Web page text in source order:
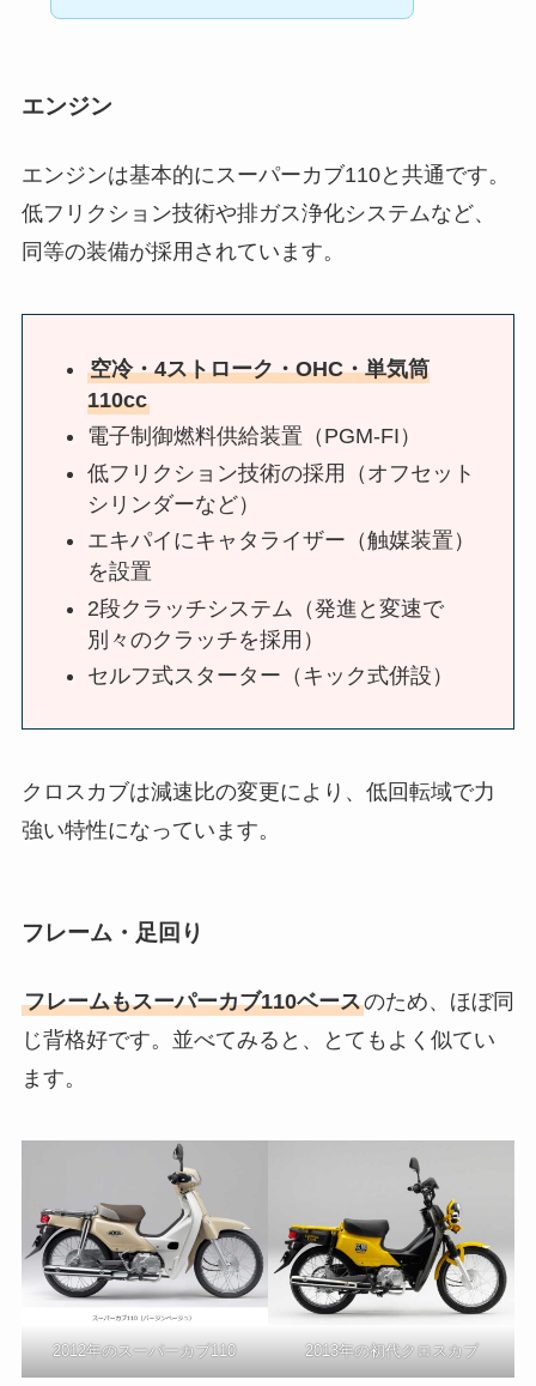
エンジン
エンジンは基本的にスーパーカブ110と共通です。
低フリクション技術や排ガス浄化システムなど、
同等の装備が採用されています。
空冷・4ストローク・OHC・単気筒
110cc
電子制御燃料供給装置（PGM-FI）
低フリクション技術の採用（オフセット
シリンダーなど）
エキパイにキャタライザー（触媒装置）
を設置
2段クラッチシステム（発進と変速で
別々のクラッチを採用）
セルフ式スターター（キック式併設）
クロスカブは減速比の変更により、低回転域で力
強い特性になっています。
フレーム・足回り
フレームもスーパーカブ110ベースのため、ほぼ同
じ背格好です。並べてみると、とてもよく似てい
ます。
2012年のスーパーカブ110 2013年の初代クロスカブ